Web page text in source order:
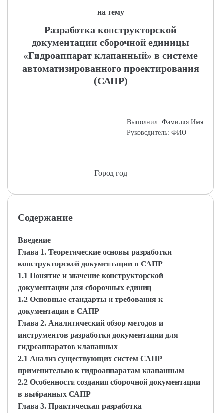
на тему
Разработка конструкторской
документации сборочной единицы
«Гидроаппарат клапанный» в системе
автоматизированного проектирования
(САПР)
Выполнил: Фамилия Имя
Руководитель: ФИО
Город год
Содержание
Введение
Глава 1. Теоретические основы разработки
конструкторской документации в САПР
1.1 Понятие и значение конструкторской
документации для сборочных единиц
1.2 Основные стандарты и требования к
документации в САПР
Глава 2. Аналитический обзор методов и
инструментов разработки документации для
гидроаппаратов клапанных
2.1 Анализ существующих систем САПР
применительно к гидроаппаратам клапанным
2.2 Особенности создания сборочной документации
в выбранных САПР
Глава 3. Практическая разработка